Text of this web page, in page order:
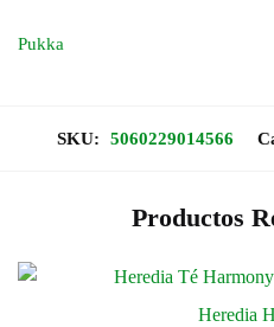
Pukka
SKU: 5060229014566
Productos
Heredia